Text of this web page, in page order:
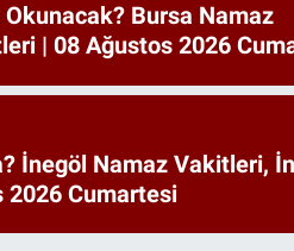
Bursa Namaz
| 08 Ağustos 2026
İnegöl Namaz Vakitleri,
2026 Cumartesi